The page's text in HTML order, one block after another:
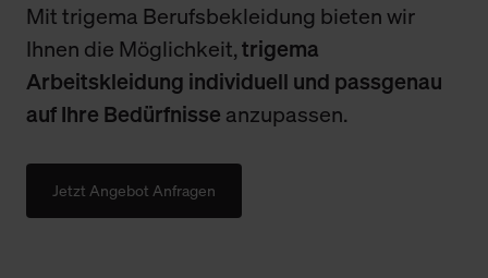
Mit trigema Berufsbekleidung bieten wir
Ihnen die Möglichkeit,trigema
Arbeitskleidung individuell und passgenau
auf Ihre Bedürfnisse anzupassen.
Jetzt Angebot Anfragen